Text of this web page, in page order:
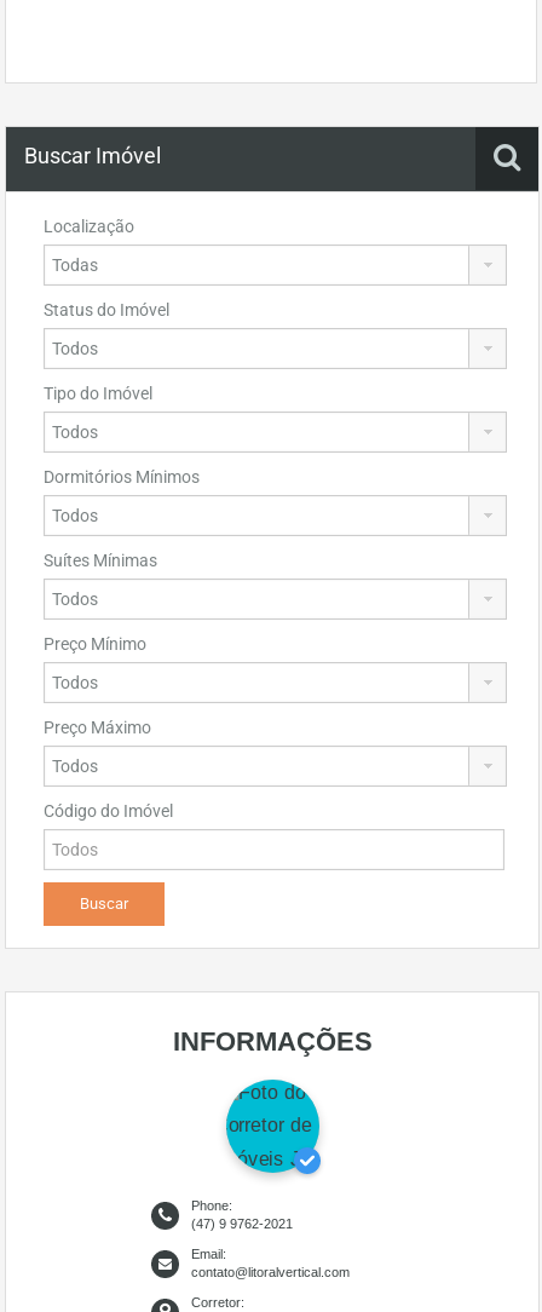
Buscar Imóvel
Localização
Status do Imóvel
Tipo do Imóvel
Dormitórios Mínimos
Suítes Mínimas
Preço Mínimo
Preço Máximo
Código do Imóvel
INFORMAÇÕES
Phone:
(47) 9 9762-2021
Email:
contato@litoralvertical.com
Corretor: